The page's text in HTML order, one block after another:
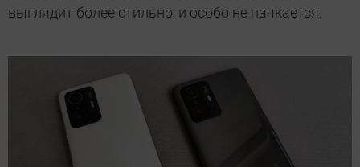
выглядит более стильно, и особо не пачкается.